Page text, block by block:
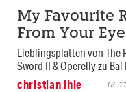
My Favourite
From Your
Lieblingsplatten von The
Sword II & Operelly zu Bal
christian ihle